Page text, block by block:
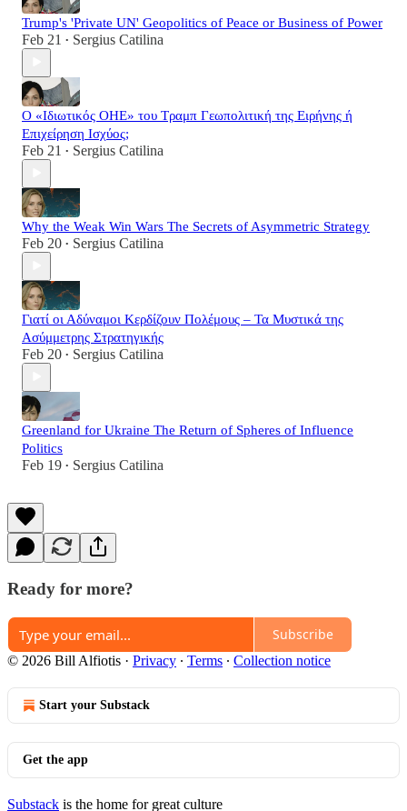
Trump's 'Private UN' Geopolitics of Peace or Business of Power
Feb 21 • Sergius Catilina
Ο «Ιδιωτικός ΟΗΕ» του Τραμπ Γεωπολιτική της Ειρήνης ή
Επιχείρηση Ισχύος;
Feb 21 • Sergius Catilina
Why the Weak Win Wars The Secrets of Asymmetric Strategy
Feb 20 • Sergius Catilina
Γιατί οι Αδύναμοι Κερδίζουν Πολέμους – Τα Μυστικά της
Ασύμμετρης Στρατηγικής
Feb 20 • Sergius Catilina
Greenland for Ukraine The Return of Spheres of Influence
Politics
Feb 19 • Sergius Catilina
Ready for more?
Subscribe
© 2026 Bill Alfiotis · Privacy ∙ Terms ∙ Collection notice
Start your Substack
Get the app
Substack is the home for great culture